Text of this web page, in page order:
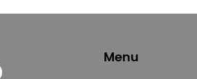
Menu